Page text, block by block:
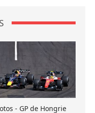
- GP de Hongrie